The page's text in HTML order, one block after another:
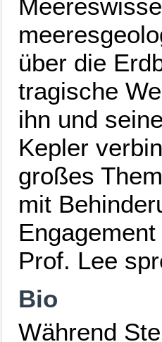
über die
tragische
ihn und
Kepler
großes
mit
Prof. Lee
Bio
Während